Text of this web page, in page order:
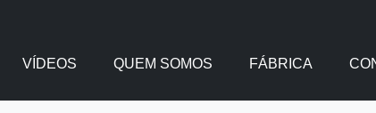
VÍDEOS QUEM SOMOS FÁBRICA